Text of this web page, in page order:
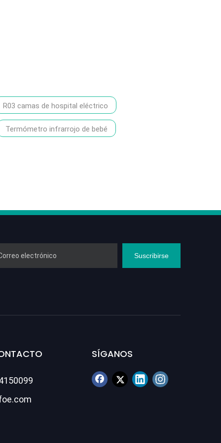
R03 camas de hospital eléctrico
Termómetro infrarrojo de bebé
Suscribirse
SÍGANOS